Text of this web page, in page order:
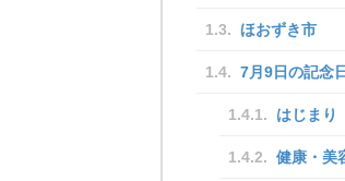
ほおずき市
7月9日の記念
はじまり
健康・美